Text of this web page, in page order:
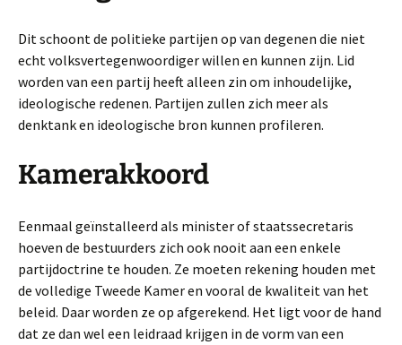
Dit schoont de politieke partijen op van degenen die niet
echt volksvertegenwoordiger willen en kunnen zijn. Lid
worden van een partij heeft alleen zin om inhoudelijke,
ideologische redenen. Partijen zullen zich meer als
denktank en ideologische bron kunnen profileren.
Kamerakkoord
Eenmaal geïnstalleerd als minister of staatssecretaris
hoeven de bestuurders zich ook nooit aan een enkele
partijdoctrine te houden. Ze moeten rekening houden met
de volledige Tweede Kamer en vooral de kwaliteit van het
beleid. Daar worden ze op afgerekend. Het ligt voor de hand
dat ze dan wel een leidraad krijgen in de vorm van een